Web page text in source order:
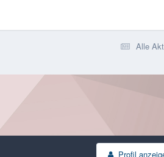
Alle
Profil